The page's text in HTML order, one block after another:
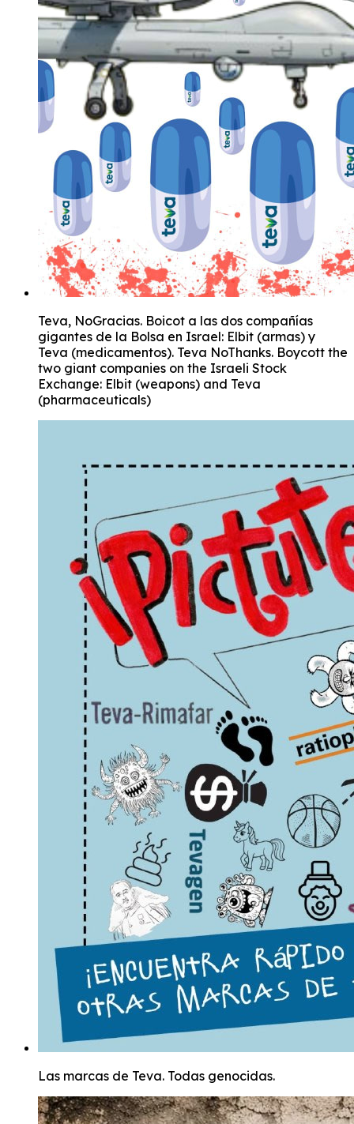
Teva, NoGracias. Boicot a las dos compañías
gigantes de la Bolsa en Israel: Elbit (armas) y
Teva (medicamentos). Teva NoThanks. Boycott the
two giant companies on the Israeli Stock
Exchange: Elbit (weapons) and Teva
(pharmaceuticals)
Las marcas de Teva. Todas genocidas.